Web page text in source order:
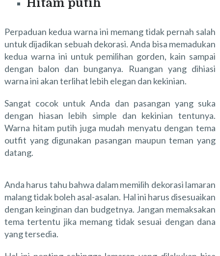
Hitam putih
Perpaduan kedua warna ini memang tidak pernah salah
untuk dijadikan sebuah dekorasi. Anda bisa memadukan
kedua warna ini untuk pemilihan gorden, kain sampai
dengan balon dan bunganya. Ruangan yang dihiasi
warna ini akan terlihat lebih elegan dan kekinian.
Sangat cocok untuk Anda dan pasangan yang suka
dengan hiasan lebih simple dan kekinian tentunya.
Warna hitam putih juga mudah menyatu dengan tema
outfit yang digunakan pasangan maupun teman yang
datang.
Anda harus tahu bahwa dalam memilih dekorasi lamaran
malang tidak boleh asal-asalan. Hal ini harus disesuaikan
dengan keinginan dan budgetnya. Jangan memaksakan
tema tertentu jika memang tidak sesuai dengan dana
yang tersedia.